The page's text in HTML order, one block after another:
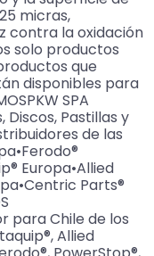
micras,
contra la oxidación
solo productos
que
disponibles para
SPA
Discos, Pastillas y
de las
Europa•Allied
Parts®
para Chile de los
Allied